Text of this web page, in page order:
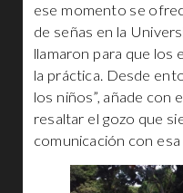
ese momento se
de señas en la
llamaron para que los
la práctica. Desde
los niños”, añade con
resaltar el gozo que
comunicación con